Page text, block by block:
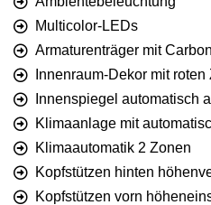
Multicolor-LEDs
Armaturenträger mit Carbon
Innenraum-Dekor mit roten
Innenspiegel automatisch
Klimaanlage mit
Klimaautomatik 2 Zonen
Kopfstützen hinten
Kopfstützen vorn